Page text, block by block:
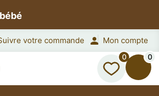
votre commande Mon compte
0 0